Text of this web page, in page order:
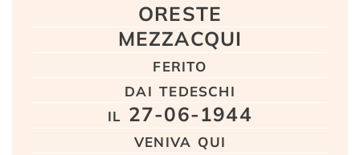
ORESTE
MEZZACQUI
ferito
dai tedeschi
il 27-06-1944
veniva qui